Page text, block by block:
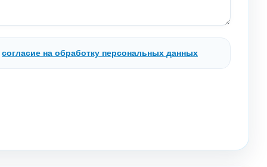
согласие на обработку персональных данных